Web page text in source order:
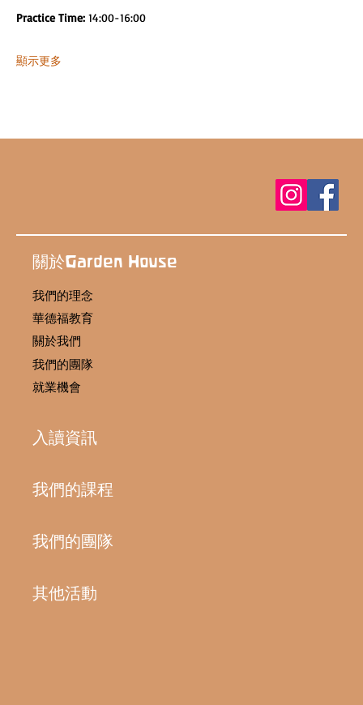
Practice Time: 14:00-16:00
顯示更多
關於Garden House
我們的理念
華德福教育
關於我們
我們的團隊
就業機會
入讀資訊
我們的課程
我們的團隊
其他活動